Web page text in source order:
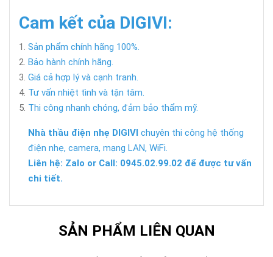
Cam kết của DIGIVI:
Sản phẩm chính hãng 100%.
Bảo hành chính hãng.
Giá cả hợp lý và cạnh tranh.
Tư vấn nhiệt tình và tận tâm.
Thi công nhanh chóng, đảm bảo thẩm mỹ.
Nhà thầu điện nhẹ DIGIVI chuyên thi công hệ thống
điện nhẹ, camera, mạng LAN, WiFi.
Liên hệ: Zalo or Call: 0945.02.99.02 để được tư vấn
chi tiết.
SẢN PHẨM LIÊN QUAN